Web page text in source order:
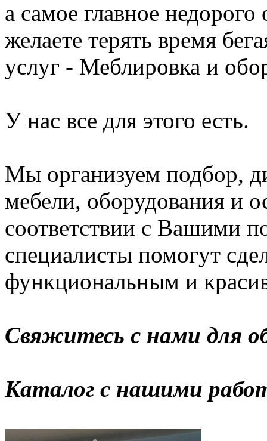
а самое главное
желаете терять время
услуг - Меблировка и
У нас все для этого есть.
Мы организуем подбор,
мебели, оборудования и
соответствии с Вашими
специалисты помогут
функциональным и
Свяжитесь с нами для
Каталог с нашими